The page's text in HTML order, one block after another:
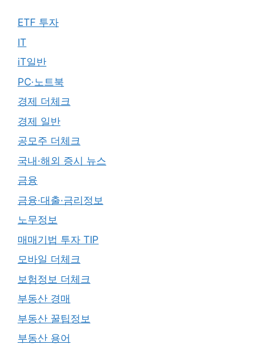
ETF 투자
IT
iT일반
PC·노트북
경제 더체크
경제 일반
공모주 더체크
국내·해외 증시 뉴스
금융
금융·대출·금리정보
노무정보
매매기법 투자 TIP
모바일 더체크
보험정보 더체크
부동산 경매
부동산 꿀팁정보
부동산 용어